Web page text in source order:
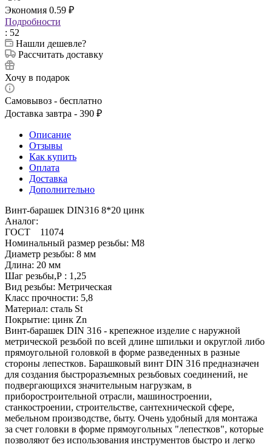
Экономия 0.59 ₽
Подробности
: 52
Нашли дешевле?
Рассчитать доставку
Хочу в подарок
Самовывоз - бесплатно
Доставка завтра - 390 ₽
Описание
Отзывы
Как купить
Оплата
Доставка
Дополнительно
Винт-барашек DIN316 8*20 цинк
Аналог:
ГОСТ 11074
Номинальный размер резьбы: М8
Диаметр резьбы: 8 мм
Длина: 20 мм
Шаг резьбы,Р : 1,25
Вид резьбы: Метрическая
Класс прочности: 5,8
Материал: сталь St
Покрытие: цинк Zn
Винт-барашек DIN 316 - крепежное изделие с наружной
метрической резьбой по всей длине шпильки и округлой либо
прямоугольной головкой в форме разведенных в разные
стороны лепестков. Барашковый винт DIN 316 предназначен
для создания быстроразъемных резьбовых соединений, не
подвергающихся значительным нагрузкам, в
приборостроительной отрасли, машиностроении,
станкостроении, строительстве, сантехнической сфере,
мебельном производстве, быту. Очень удобный для монтажа
за счет головки в форме прямоугольных "лепестков", которые
позволяют без использования инструментов быстро и легко